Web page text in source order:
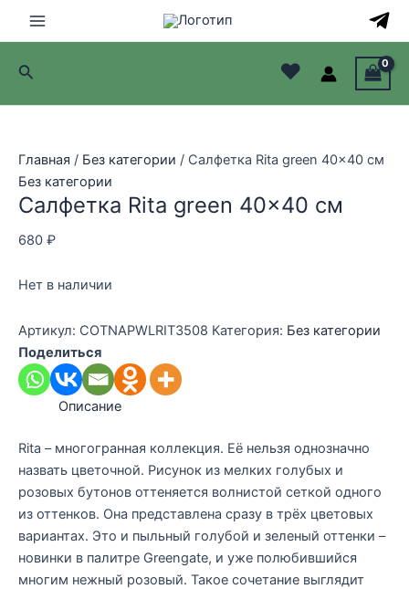
Main
Menu
Поиск ♥
Главная / Без категории / Салфетка Rita green 40×40 см
Без категории
Салфетка Rita green 40×40 см
680 ₽
Нет в наличии
Артикул: COTNAPWLRIT3508 Категория: Без категории
Поделиться
Описание
Rita – многогранная коллекция. Её нельзя однозначно
назвать цветочной. Рисунок из мелких голубых и
розовых бутонов оттеняется волнистой сеткой одного
из оттенков. Она представлена сразу в трёх цветовых
вариантах. Это и пыльный голубой и зеленый оттенки –
новинки в палитре Greengate, и уже полюбившийся
многим нежный розовый. Такое сочетание выглядит